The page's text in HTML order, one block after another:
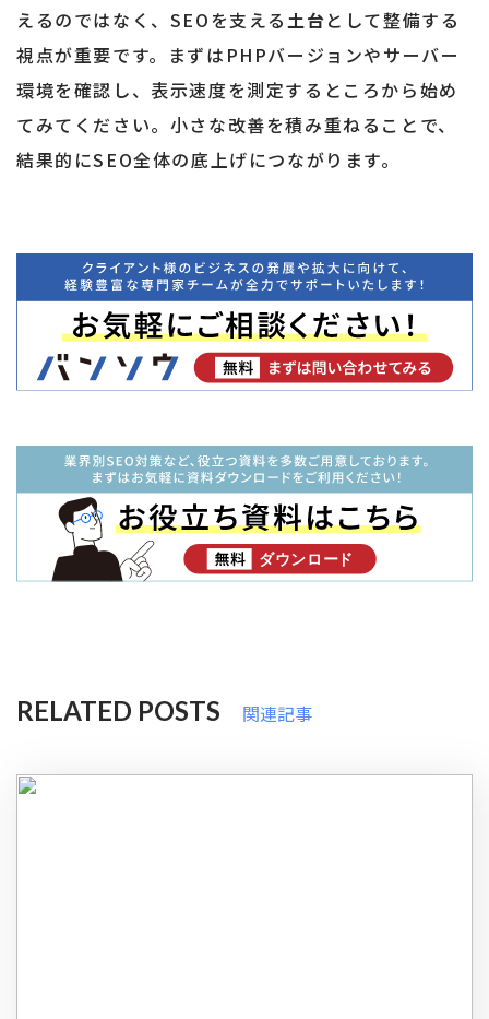
えるのではなく、SEOを支える土台として整備する
視点が重要です。まずはPHPバージョンやサーバー
環境を確認し、表示速度を測定するところから始め
てみてください。小さな改善を積み重ねることで、
結果的にSEO全体の底上げにつながります。
RELATED POSTS 関連記事